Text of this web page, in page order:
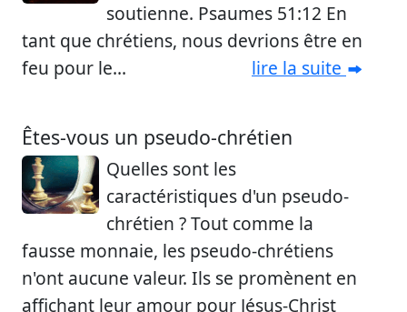
soutienne. Psaumes 51:12 En
tant que chrétiens, nous devrions être en
feu pour le...
lire la suite
Êtes-vous un pseudo-chrétien
Quelles sont les
caractéristiques d'un pseudo-
chrétien ? Tout comme la
fausse monnaie, les pseudo-chrétiens
n'ont aucune valeur. Ils se promènent en
affichant leur amour pour Jésus-Christ